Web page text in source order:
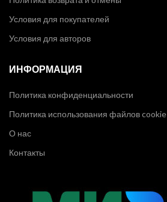
Условия для покупателей
Условия для авторов
ИНФОРМАЦИЯ
Политика конфиденциальности
Политика использования файлов cookie
О нас
Контакты